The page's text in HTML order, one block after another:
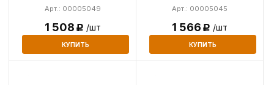
Арт.: 00005049
1 508Р /шт
КУПИТЬ
Арт.: 00005045
1 566Р /шт
КУПИТЬ